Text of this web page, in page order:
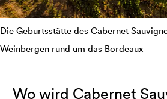
Die Geburtsstätte des Cabernet
Weinbergen rund um das Bordeaux
Wo wird Cabernet